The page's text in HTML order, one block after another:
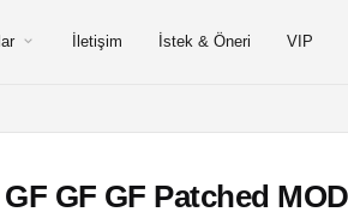
İletişim İstek & Öneri VIP
GF GF Patched